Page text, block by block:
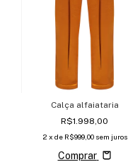
Calça alfaiataria
R$1.998,00
2 x de R$999,00 sem juros
Comprar